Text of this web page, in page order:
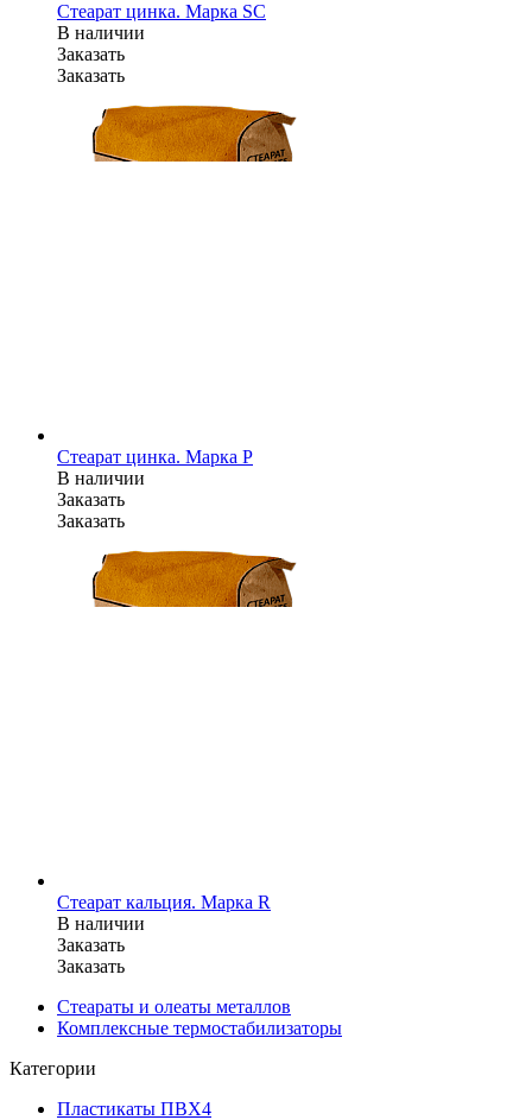
Стеарат цинка. Марка SC
В наличии
Заказать
Заказать
Стеарат цинка. Марка P
В наличии
Заказать
Заказать
Стеарат кальция. Марка R
В наличии
Заказать
Заказать
Стеараты и олеаты металлов
Комплексные термостабилизаторы
Категории
Пластикаты ПВХ4